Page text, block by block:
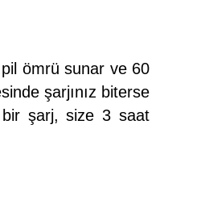
ömrü sunar ve 60
şarjınız biterse
bir şarj, size 3 saat